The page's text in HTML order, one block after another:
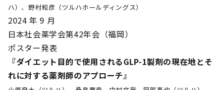
ハ）、野村和彦（ツルハホールディングス）
2024 年 9 月
日本社会薬学会第42年会（福岡）
ポスター発表
『ダイエット目的で使用されるGLP-1製剤の現在地とそ
れに対する薬剤師のアプローチ』